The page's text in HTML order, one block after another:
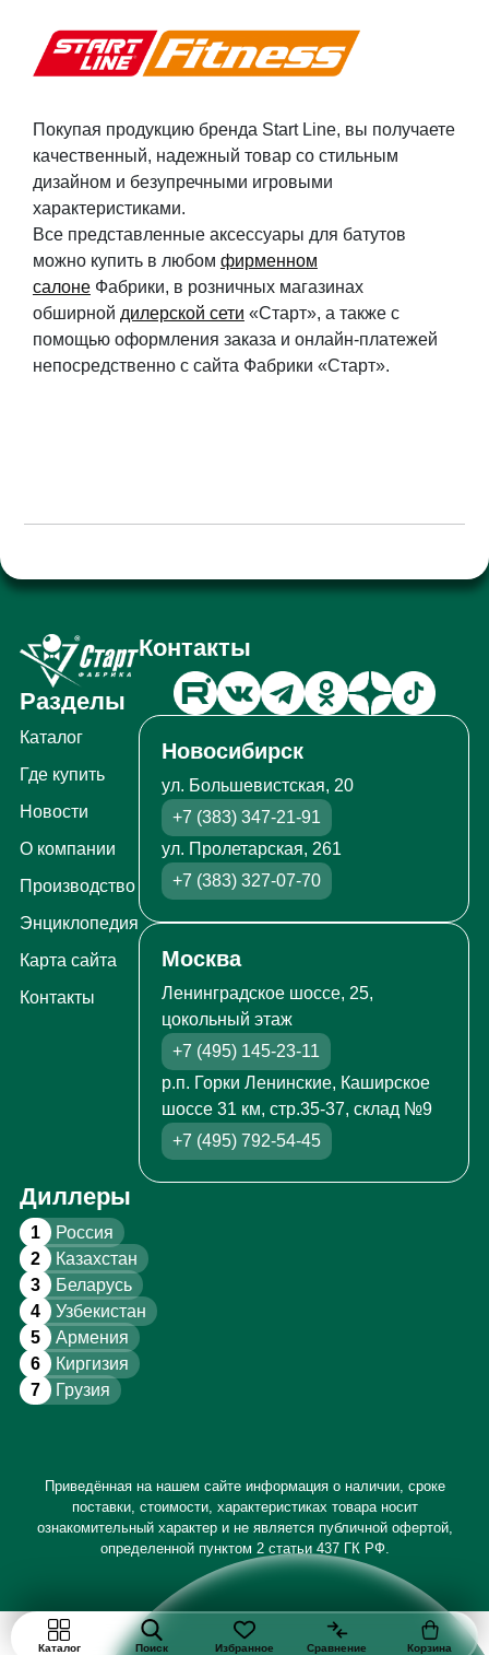
Покупая продукцию бренда Start Line, вы получаете
качественный, надежный товар со стильным
дизайном и безупречными игровыми
характеристиками.
Все представленные аксессуары для батутов
можно купить в любом фирменном
салонеФабрики, в розничных магазинах
обширной дилерской сети «Старт», а также с
помощью оформления заказа и онлайн-платежей
непосредственно с сайта Фабрики «Старт».
Разделы
Каталог
Где купить
Новости
О компании
Производство
Энциклопедия
Карта сайта
Контакты
Контакты
Новосибирск
ул. Большевистская, 20
+7 (383) 347-21-91
ул. Пролетарская, 261
+7 (383) 327-07-70
Москва
Ленинградское шоссе, 25,
цокольный этаж
+7 (495) 145-23-11
р.п. Горки Ленинские, Каширское
шоссе 31 км, стр.35-37, склад №9
+7 (495) 792-54-45
Диллеры
1 Россия
2 Казахстан
3 Беларусь
4 Узбекистан
5 Армения
6 Киргизия
7 Грузия
Приведённая на нашем сайте информация о наличии, сроке
поставки, стоимости, характеристиках товара носит
ознакомительный характер и не является публичной офертой,
определенной пунктом 2 статьи 437 ГК РФ.
Каталог Поиск Избранное Сравнение Корзина